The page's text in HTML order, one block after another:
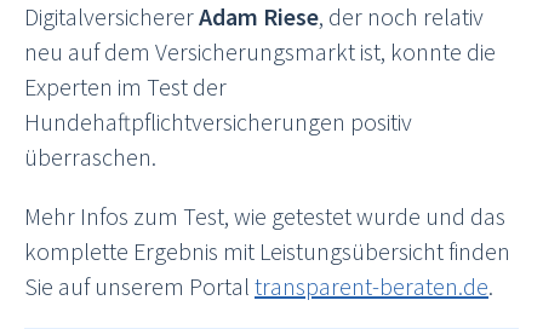
DigitalversichererAdam Riese, der noch relativ
neu auf dem Versicherungsmarkt ist, konnte die
Experten im Test der
Hundehaftpflichtversicherungen positiv
überraschen.
Mehr Infos zum Test, wie getestet wurde und das
komplette Ergebnis mit Leistungsübersicht finden
Sie auf unserem Portal transparent-beraten.de.